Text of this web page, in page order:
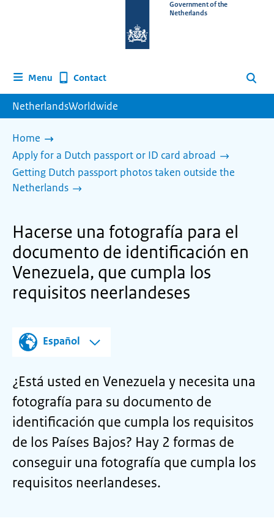
homepage
Government of the
Netherlands
Menu Contact Search
NetherlandsWorldwide
Home
Apply for a Dutch passport or ID card abroad
Getting Dutch passport photos taken outside the
Netherlands
Hacerse una fotografía para el
documento de identificación en
Venezuela, que cumpla los
requisitos neerlandeses
Español
¿Está usted en Venezuela y necesita una
fotografía para su documento de
identificación que cumpla los requisitos
de los Países Bajos? Hay 2 formas de
conseguir una fotografía que cumpla los
requisitos neerlandeses.